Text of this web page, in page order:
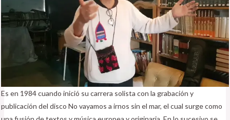
Es en 1984 cuando inició su carrera solista con la grabación y
publicación del disco No vayamos a irnos sin el mar, el cual surge como